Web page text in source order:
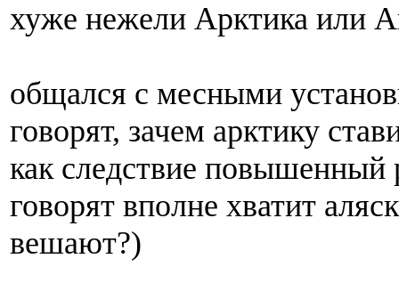
хуже нежели Арктика или
общался с месными
говорят, зачем арктику
как следствие повышенный
говорят вполне хватит
вешают?)